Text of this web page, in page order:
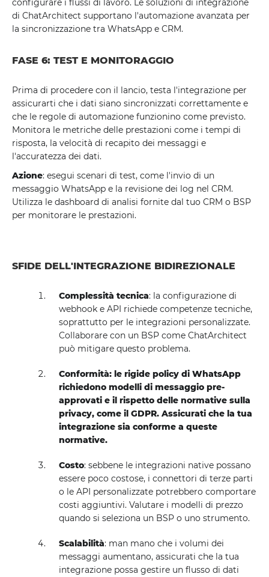
configurare i flussi di lavoro. Le soluzioni di integrazione
di ChatArchitect supportano l'automazione avanzata per
la sincronizzazione tra WhatsApp e CRM.
FASE 6: TEST E MONITORAGGIO
Prima di procedere con il lancio, testa l'integrazione per
assicurarti che i dati siano sincronizzati correttamente e
che le regole di automazione funzionino come previsto.
Monitora le metriche delle prestazioni come i tempi di
risposta, la velocità di recapito dei messaggi e
l'accuratezza dei dati.
Azione: esegui scenari di test, come l'invio di un
messaggio WhatsApp e la revisione dei log nel CRM.
Utilizza le dashboard di analisi fornite dal tuo CRM o BSP
per monitorare le prestazioni.
SFIDE DELL'INTEGRAZIONE BIDIREZIONALE
Complessità tecnica: la configurazione di
webhook e API richiede competenze tecniche,
soprattutto per le integrazioni personalizzate.
Collaborare con un BSP come ChatArchitect
può mitigare questo problema.
Conformità: le rigide policy di WhatsApp
richiedono modelli di messaggio pre-
approvati e il rispetto delle normative sulla
privacy, come il GDPR. Assicurati che la tua
integrazione sia conforme a queste
normative.
Costo: sebbene le integrazioni native possano
essere poco costose, i connettori di terze parti
o le API personalizzate potrebbero comportare
costi aggiuntivi. Valutare i modelli di prezzo
quando si seleziona un BSP o uno strumento.
Scalabilità: man mano che i volumi dei
messaggi aumentano, assicurati che la tua
integrazione possa gestire un flusso di dati